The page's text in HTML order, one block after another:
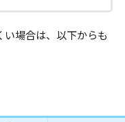
場合は、以下からも